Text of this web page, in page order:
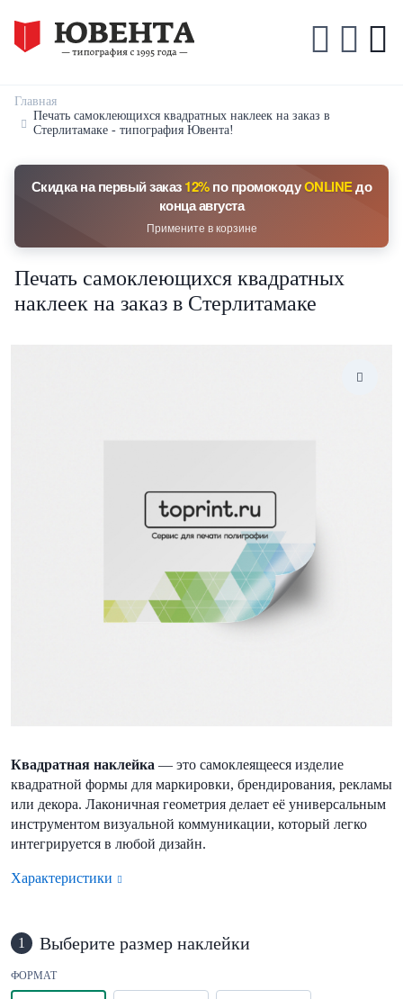
Главная
Печать самоклеющихся квадратных наклеек на заказ в
Стерлитамаке - типография Ювента!
Скидка на первый заказ12%по промокодуONLINEдо
конца августа
Примените в корзине
Печать самоклеющихся квадратных
наклеек на заказ в Стерлитамаке
Квадратная наклейка — это самоклеящееся изделие
квадратной формы для маркировки, брендирования, рекламы
или декора. Лаконичная геометрия делает её универсальным
инструментом визуальной коммуникации, который легко
интегрируется в любой дизайн.
Характеристики
1 Выберите размер наклейки
ФОРМАТ